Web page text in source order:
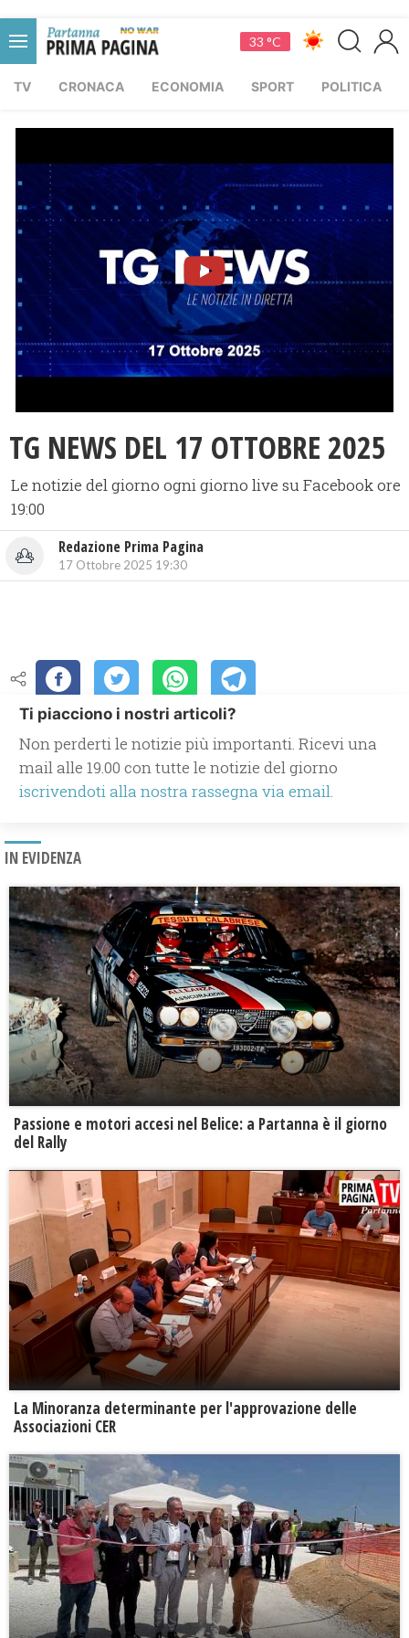
33 °C
TV CRONACA ECONOMIA SPORT POLITICA
TG NEWS DEL 17 OTTOBRE 2025
Le notizie del giorno ogni giorno live su Facebook ore
19:00
Redazione Prima Pagina
17 Ottobre 2025 19:30
Ti piacciono i nostri articoli?
Non perderti le notizie più importanti. Ricevi una
mail alle 19.00 con tutte le notizie del giorno
iscrivendoti alla nostra rassegna via email.
IN EVIDENZA
Passione e motori accesi nel Belice: a Partanna è il giorno
del Rally
La Minoranza determinante per l'approvazione delle
Associazioni CER